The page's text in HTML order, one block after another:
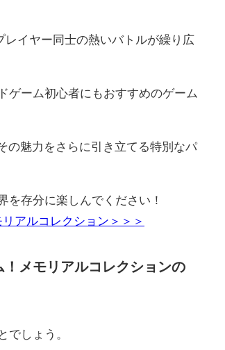
レイヤー同士の熱いバトルが繰り広
ゲーム初心者にもおすすめのゲーム
の魅力をさらに引き立てる特別なパ
を存分に楽しんでください！
アルコレクション＞＞＞
メモリアルコレクションの
でしょう。